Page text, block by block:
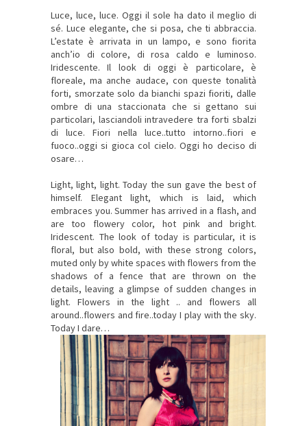
Luce, luce, luce. Oggi il sole ha dato il meglio di
sé. Luce elegante, che si posa, che ti abbraccia.
L’estate è arrivata in un lampo, e sono fiorita
anch’io di colore, di rosa caldo e luminoso.
Iridescente. Il look di oggi è particolare, è
floreale, ma anche audace, con queste tonalità
forti, smorzate solo da bianchi spazi fioriti, dalle
ombre di una staccionata che si gettano sui
particolari, lasciandoli intravedere tra forti sbalzi
di luce. Fiori nella luce..tutto intorno..fiori e
fuoco..oggi si gioca col cielo. Oggi ho deciso di
osare…
Light, light, light. Today the sun gave the best of
himself. Elegant light, which is laid, which
embraces you. Summer has arrived in a flash, and
are too flowery color, hot pink and bright.
Iridescent. The look of today is particular, it is
floral, but also bold, with these strong colors,
muted only by white spaces with flowers from the
shadows of a fence that are thrown on the
details, leaving a glimpse of sudden changes in
light. Flowers in the light .. and flowers all
around..flowers and fire..today I play with the sky.
Today I dare…